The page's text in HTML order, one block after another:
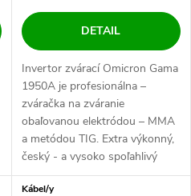
DETAIL
Invertor zvárací Omicron Gama
1950A je profesionálna –
zváračka na zváranie
obaľovanou elektródou – MMA
a metódou TIG. Extra výkonný,
český - a vysoko spoľahlivý
zdroj pre...
Kábel/y